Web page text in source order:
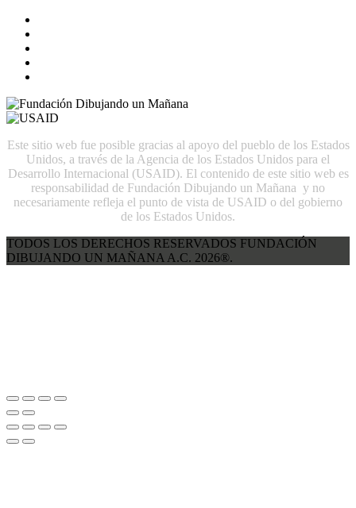
Este sitio web fue posible gracias al apoyo del pueblo de los Estados
Unidos, a través de la Agencia de los Estados Unidos para el
Desarrollo Internacional (USAID). El contenido de este sitio web es
responsabilidad de Fundación Dibujando un Mañana y no
necesariamente refleja el punto de vista de USAID o del gobierno
de los Estados Unidos.
TODOS LOS DERECHOS RESERVADOS FUNDACIÓN
DIBUJANDO UN MAÑANA A.C. 2026®.